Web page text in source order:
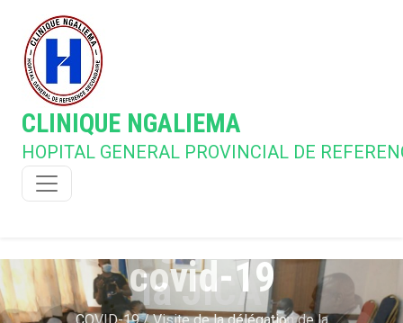
CLINIQUE NGALIEMA
HOPITAL GENERAL PROVINCIAL DE
Audience du
Médecin
la JICA